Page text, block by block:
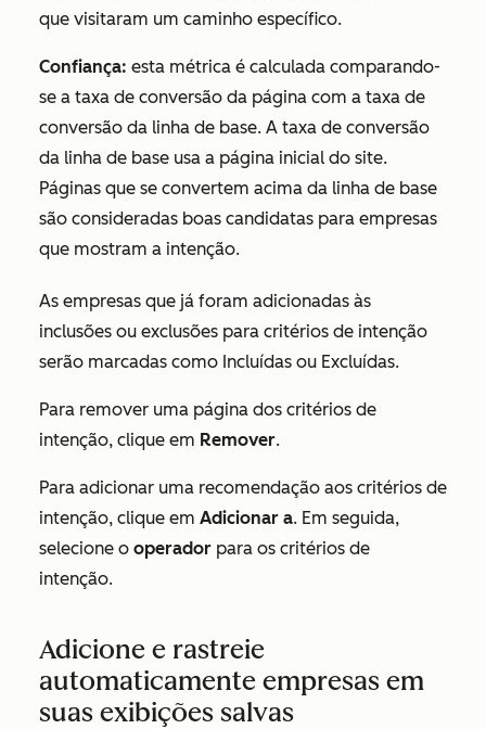
que visitaram um caminho específico.
Confiança: esta métrica é calculada comparando-
se a taxa de conversão da página com a taxa de
conversão da linha de base. A taxa de conversão
da linha de base usa a página inicial do site.
Páginas que se convertem acima da linha de base
são consideradas boas candidatas para empresas
que mostram a intenção.
As empresas que já foram adicionadas às
inclusões ou exclusões para critérios de intenção
serão marcadas como Incluídas ou Excluídas.
Para remover uma página dos critérios de
intenção, clique em Remover.
Para adicionar uma recomendação aos critérios de
intenção, clique em Adicionar a. Em seguida,
selecione o operador para os critérios de
intenção.
Adicione e rastreie
automaticamente empresas em
suas exibições salvas